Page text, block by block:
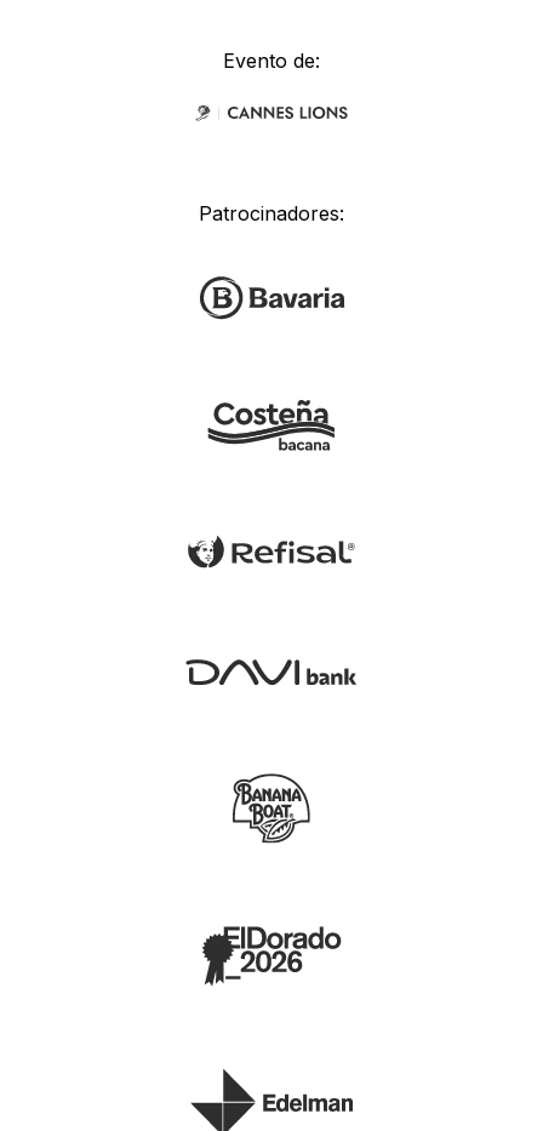
Evento de:
Patrocinadores: